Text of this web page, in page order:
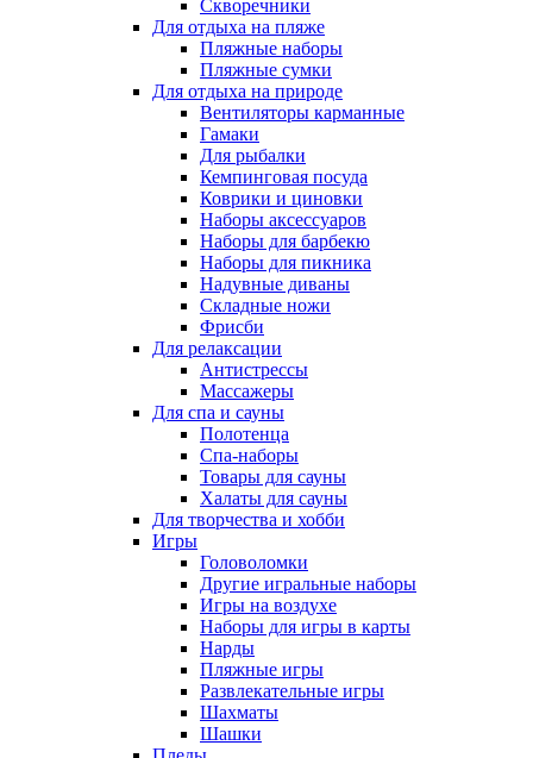
Скворечники
Для отдыха на пляже
Пляжные наборы
Пляжные сумки
Для отдыха на природе
Вентиляторы карманные
Гамаки
Для рыбалки
Кемпинговая посуда
Коврики и циновки
Наборы аксессуаров
Наборы для барбекю
Наборы для пикника
Надувные диваны
Складные ножи
Фрисби
Для релаксации
Антистрессы
Массажеры
Для спа и сауны
Полотенца
Спа-наборы
Товары для сауны
Халаты для сауны
Для творчества и хобби
Игры
Головоломки
Другие игральные наборы
Игры на воздухе
Наборы для игры в карты
Нарды
Пляжные игры
Развлекательные игры
Шахматы
Шашки